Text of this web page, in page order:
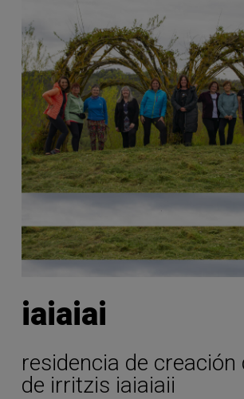
iaiaiai
residencia de creación
de irritzis iaiaiaii